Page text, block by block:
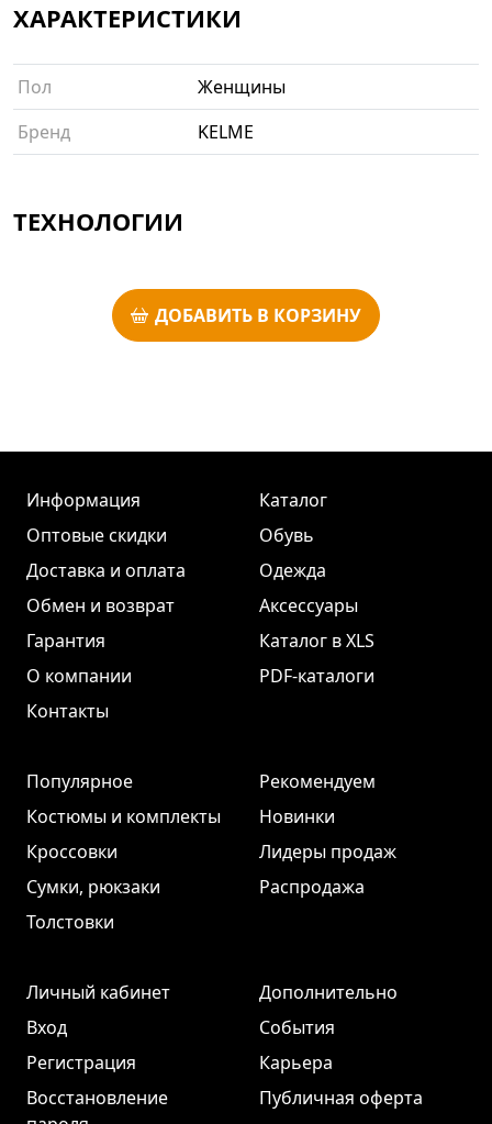
ХАРАКТЕРИСТИКИ
Пол
Женщины
Бренд
KELME
ТЕХНОЛОГИИ
ДОБАВИТЬ В КОРЗИНУ
Информация
Оптовые скидки
Доставка и оплата
Обмен и возврат
Гарантия
О компании
Контакты
Каталог
Обувь
Одежда
Аксессуары
Каталог в XLS
PDF-каталоги
Популярное
Костюмы и комплекты
Кроссовки
Сумки, рюкзаки
Толстовки
Рекомендуем
Новинки
Лидеры продаж
Распродажа
Личный кабинет
Вход
Регистрация
Восстановление
Дополнительно
События
Карьера
Публичная оферта